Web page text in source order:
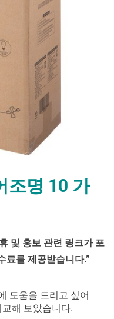
조명 10 가
및 홍보 관련 링크가 포
료를 제공받습니다.”
도움을 드리고 싶어
해 보았습니다.